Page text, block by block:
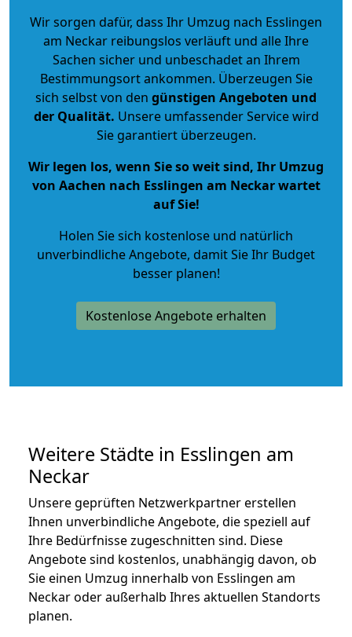
Wir sorgen dafür, dass Ihr Umzug nach Esslingen
am Neckar reibungslos verläuft und alle Ihre
Sachen sicher und unbeschadet an Ihrem
Bestimmungsort ankommen. Überzeugen Sie
sich selbst von den günstigen Angeboten und
der Qualität. Unsere umfassender Service wird
Sie garantiert überzeugen.
Wir legen los, wenn Sie so weit sind, Ihr Umzug
von Aachen nach Esslingen am Neckar wartet
auf Sie!
Holen Sie sich kostenlose und natürlich
unverbindliche Angebote, damit Sie Ihr Budget
besser planen!
Kostenlose Angebote erhalten
Weitere Städte in Esslingen am
Neckar
Unsere geprüften Netzwerkpartner erstellen
Ihnen unverbindliche Angebote, die speziell auf
Ihre Bedürfnisse zugeschnitten sind. Diese
Angebote sind kostenlos, unabhängig davon, ob
Sie einen Umzug innerhalb von Esslingen am
Neckar oder außerhalb Ihres aktuellen Standorts
planen.